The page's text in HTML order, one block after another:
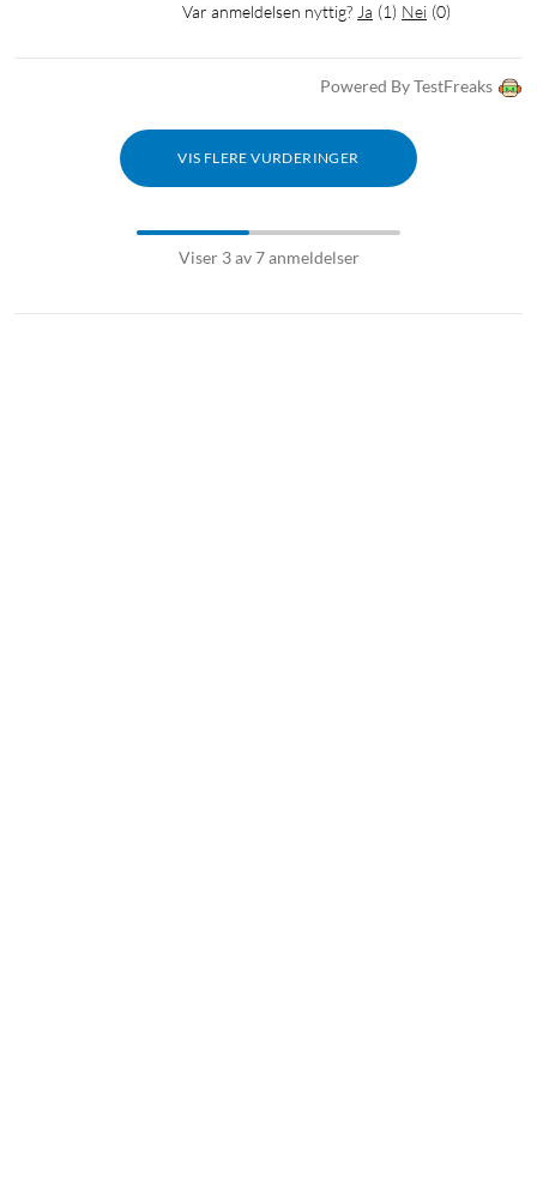
Var anmeldelsen nyttig? Ja (1) Nei (0)
Powered By TestFreaks
VIS FLERE VURDERINGER
Viser 3 av 7 anmeldelser